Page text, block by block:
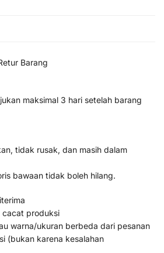
Barang
maksimal 3 hari setelah barang
tidak rusak, dan masih dalam
bawaan tidak boleh hilang.
cacat produksi
warna/ukuran berbeda dari pesanan
(bukan karena kesalahan